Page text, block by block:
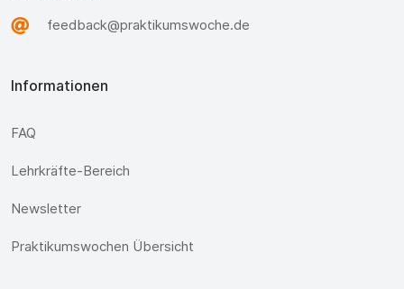
feedback@praktikumswoche.de
Informationen
FAQ
Lehrkräfte-Bereich
Newsletter
Praktikumswochen Übersicht